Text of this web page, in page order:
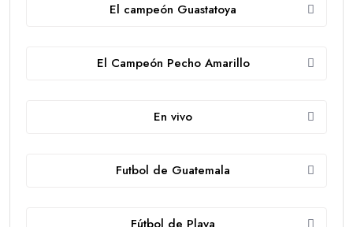
El campeón Guastatoya
El Campeón Pecho Amarillo
En vivo
Futbol de Guatemala